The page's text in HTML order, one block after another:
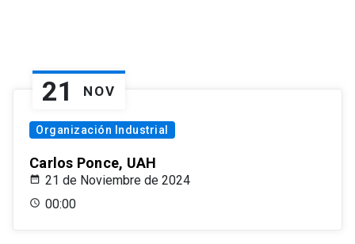
21 NOV
Organización Industrial
Carlos Ponce, UAH
21 de Noviembre de 2024
00:00